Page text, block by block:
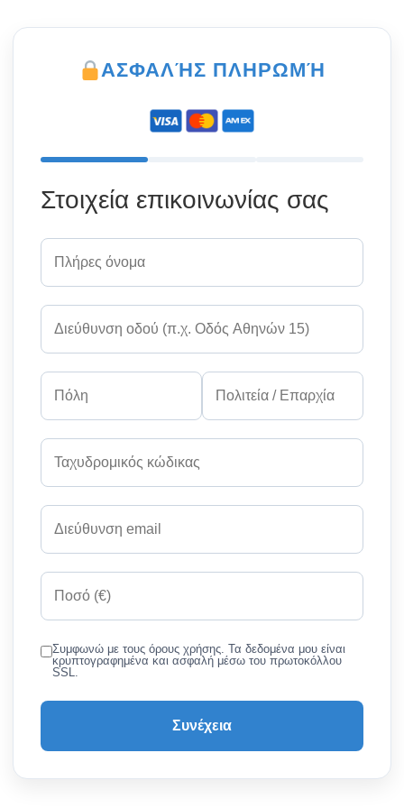
ΑΣΦΑΛΉΣ ΠΛΗΡΩΜΉ
Στοιχεία επικοινωνίας σας
Συμφωνώ με τους όρους χρήσης. Τα δεδομένα μου είναι
κρυπτογραφημένα και ασφαλή μέσω του πρωτοκόλλου
SSL.
Συνέχεια